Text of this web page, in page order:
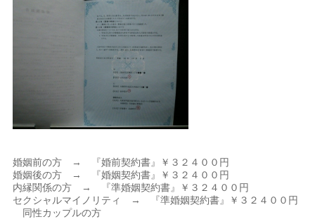
婚姻前の方 → 『婚前契約書』￥３２４００円
婚姻後の方 → 『婚姻契約書』￥３２４００円
内縁関係の方 → 『準婚姻契約書』￥３２４００円
セクシャルマイノリティ → 『準婚姻契約書』￥３２４００円
同性カップルの方